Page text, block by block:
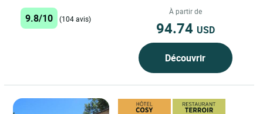
est un havre de...
9.8/10 (104 avis)
À partir de
94.74 USD
Découvrir